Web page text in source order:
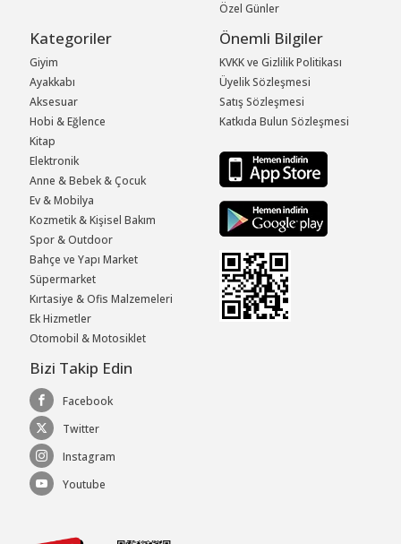
Özel Günler
Kategoriler
Giyim
Ayakkabı
Aksesuar
Hobi & Eğlence
Kitap
Elektronik
Anne & Bebek & Çocuk
Ev & Mobilya
Kozmetik & Kişisel Bakım
Spor & Outdoor
Bahçe ve Yapı Market
Süpermarket
Kırtasiye & Ofis Malzemeleri
Ek Hizmetler
Otomobil & Motosiklet
Önemli Bilgiler
KVKK ve Gizlilik Politikası
Üyelik Sözleşmesi
Satış Sözleşmesi
Katkıda Bulun Sözleşmesi
Bizi Takip Edin
Facebook
Twitter
Instagram
Youtube